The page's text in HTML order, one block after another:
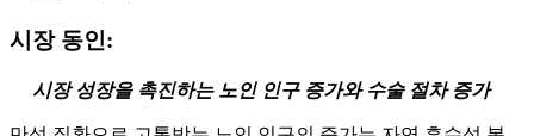
시장 동인:
시장 성장을 촉진하는 노인 인구 증가와 수술 절차 증가